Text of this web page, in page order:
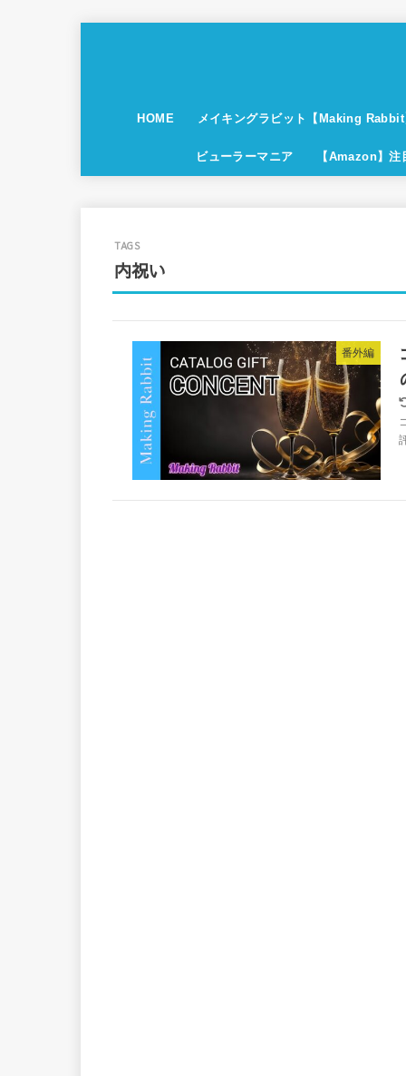
HOME メイキングラビット【Making
ビューラーマニア 【Amazon】
内祝い
番外編